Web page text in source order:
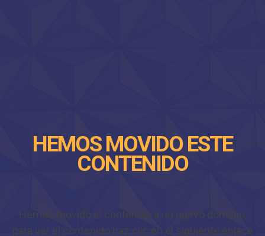
HEMOS MOVIDO ESTE
CONTENIDO
Hemos movido el contenido a un nuevo dominio,
para ver el contenido haz clic en el siguiente enlace